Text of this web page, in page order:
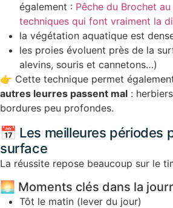
également : Pêche du Brochet
techniques qui font vraiment la
la végétation aquatique est
les proies évoluent près de la
alevins, souris et cannetons…)
👉 Cette technique permet
autres leurres passent mal :
bordures peu profondes.
📅 Les meilleures périodes
surface
La réussite repose beaucoup sur le
🌅 Moments clés dans la
Tôt le matin (lever du jour)